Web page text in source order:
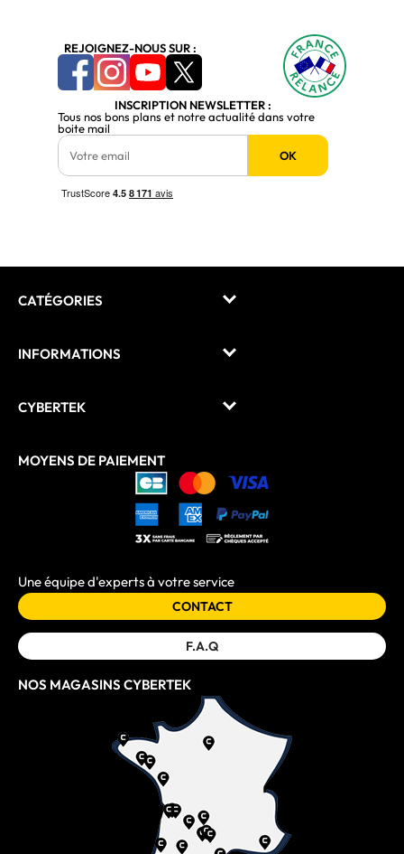
REJOIGNEZ-NOUS SUR :
INSCRIPTION NEWSLETTER :
Tous nos bons plans et notre actualité dans votre
boite mail
OK
CATÉGORIES
INFORMATIONS
CYBERTEK
MOYENS DE PAIEMENT
Une équipe d'experts à votre service
CONTACT
F.A.Q
NOS MAGASINS CYBERTEK